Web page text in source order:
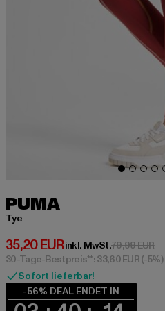
PUMA
Tye
35,20 EUR
Derzeitiger Preis: 35,20 EUR
inkl. MwSt.79,99 EUR
30-Tage-Bestpreis**: 33,60 EUR(-5%)
Sofort lieferbar!
-56% DEAL ENDET IN